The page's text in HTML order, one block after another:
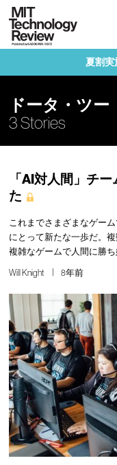
夏割実
ドータ・ツー
3 Stories
「AI対人間」チ
た
これまでさまざまなゲー
にとって新たな一歩だ。
複雑なゲームで人間に勝ち
Will Knight 8年前